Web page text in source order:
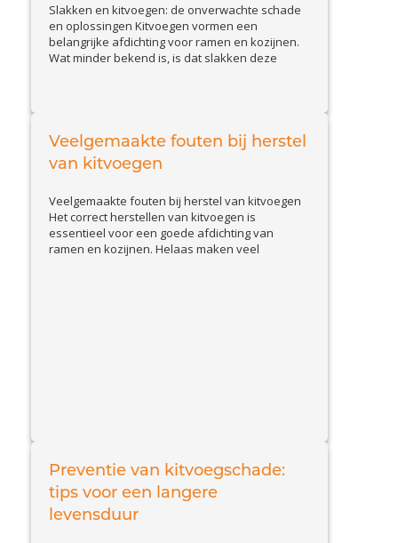
Slakken en kitvoegen: de onverwachte schade
en oplossingen Kitvoegen vormen een
belangrijke afdichting voor ramen en kozijnen.
Wat minder bekend is, is dat slakken deze
hoe u schade door slakken herkent en welke
effectieve...View Article
Veelgemaakte fouten bij herstel
van kitvoegen
Veelgemaakte fouten bij herstel van kitvoegen
Het correct herstellen van kitvoegen is
essentieel voor een goede afdichting van
ramen en kozijnen. Helaas maken veel
Preventie van kitvoegschade:
tips voor een langere
levensduur